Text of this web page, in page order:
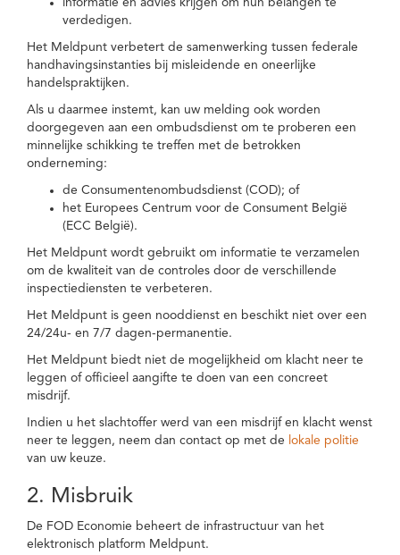
informatie en advies krijgen om hun belangen te
verdedigen.
Het Meldpunt verbetert de samenwerking tussen federale
handhavingsinstanties bij misleidende en oneerlijke
handelspraktijken.
Als u daarmee instemt, kan uw melding ook worden
doorgegeven aan een ombudsdienst om te proberen een
minnelijke schikking te treffen met de betrokken
onderneming:
de Consumentenombudsdienst (COD); of
het Europees Centrum voor de Consument België
(ECC België).
Het Meldpunt wordt gebruikt om informatie te verzamelen
om de kwaliteit van de controles door de verschillende
inspectiediensten te verbeteren.
Het Meldpunt is geen nooddienst en beschikt niet over een
24/24u- en 7/7 dagen-permanentie.
Het Meldpunt biedt niet de mogelijkheid om klacht neer te
leggen of officieel aangifte te doen van een concreet
misdrijf.
Indien u het slachtoffer werd van een misdrijf en klacht wenst
neer te leggen, neem dan contact op met de lokale politie
van uw keuze.
2. Misbruik
De FOD Economie beheert de infrastructuur van het
elektronisch platform Meldpunt.